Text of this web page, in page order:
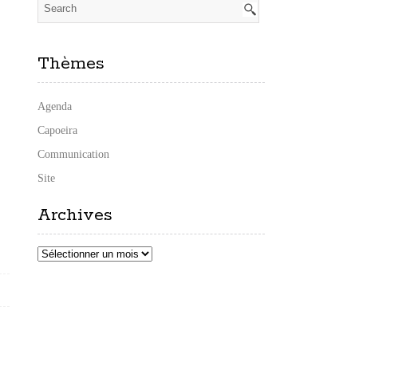
Thèmes
Agenda
Capoeira
Communication
Site
Archives
Archives